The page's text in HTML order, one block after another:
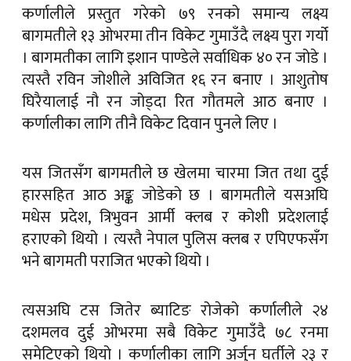
कर्णालीले प्रस्तुत गरेको ७९ रनको समान्य लक्ष्य
बागमतीले १३ ओभरमा तीन विकेट गुमाउँदै लक्ष्य पुरा गर्यो
। बागमतीका लागि इशान पाण्डेले सर्वाधिक ४० रन जोडे ।
त्यस्तै रविन जोशीले अविजित १६ रन बनाए । आशुतोष
घिरैयालाई नौ रन जोड्दा रित गौतमले आठ बनाए ।
कर्णालीका लागि तीनै विकेट दिवान पुनले लिए ।
यस जितसँग बागमतीले छ खेलमा चारमा जित तथा दुई
हारसहित आठ अङ्क जोडेको छ । बागमतीले यसअघि
मधेस प्रदेश, त्रिभुवन आर्मी क्लब र कोशी प्रदेशलाई
हराएको थियो । त्यस्तै नेपाल पुलिस क्लब र एपिएफसँग
भने बागमती पराजित भएको थियो ।
त्यसअघि टस जितेर ब्याटिङ रोजेको कर्णालीले २४
दशमलव दुई ओभरमा सबै विकेट गुमाउँदै ७८ रनमा
समेटिएको थियो । कर्णालीका लागि अर्जुन घर्तीले २३ र